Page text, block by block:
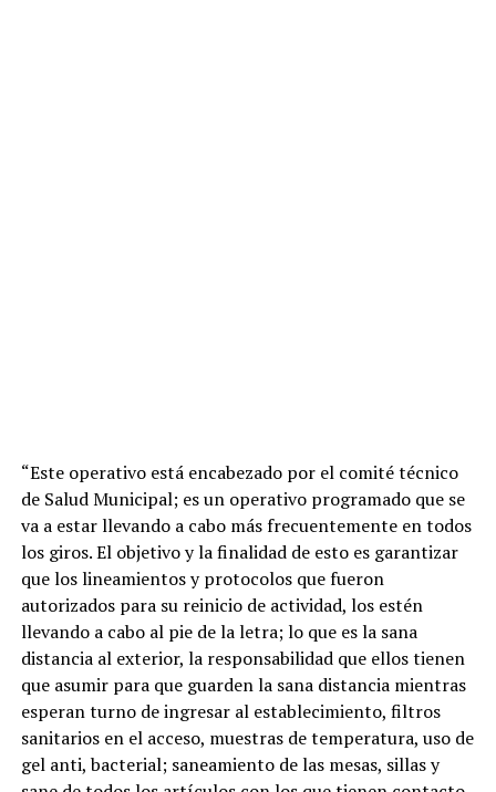
“Este operativo está encabezado por el comité técnico
de Salud Municipal; es un operativo programado que se
va a estar llevando a cabo más frecuentemente en todos
los giros. El objetivo y la finalidad de esto es garantizar
que los lineamientos y protocolos que fueron
autorizados para su reinicio de actividad, los estén
llevando a cabo al pie de la letra; lo que es la sana
distancia al exterior, la responsabilidad que ellos tienen
que asumir para que guarden la sana distancia mientras
esperan turno de ingresar al establecimiento, filtros
sanitarios en el acceso, muestras de temperatura, uso de
gel anti, bacterial; saneamiento de las mesas, sillas y